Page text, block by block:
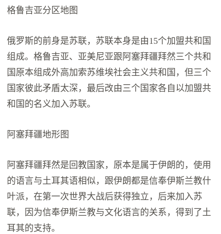
格鲁吉亚分区地图
俄罗斯的前身是苏联，苏联本身是由15个加盟共和国
组成。格鲁吉亚、亚美尼亚跟阿塞拜疆拜然三个共和
国原本组成外高加索苏维埃社会主义共和国，但三个
国家彼此矛盾太深，最后改由三个国家各自以加盟共
和国的名义加入苏联。
阿塞拜疆地形图
阿塞拜疆拜然是回教国家，原本是属于伊朗的，使用
的语言与土耳其语相似，跟伊朗都是信奉伊斯兰教什
叶派，在第一次世界大战后获得独立，后来加入苏
联，因为信奉伊斯兰教与文化语言的关系，得到了土
耳其的支持。